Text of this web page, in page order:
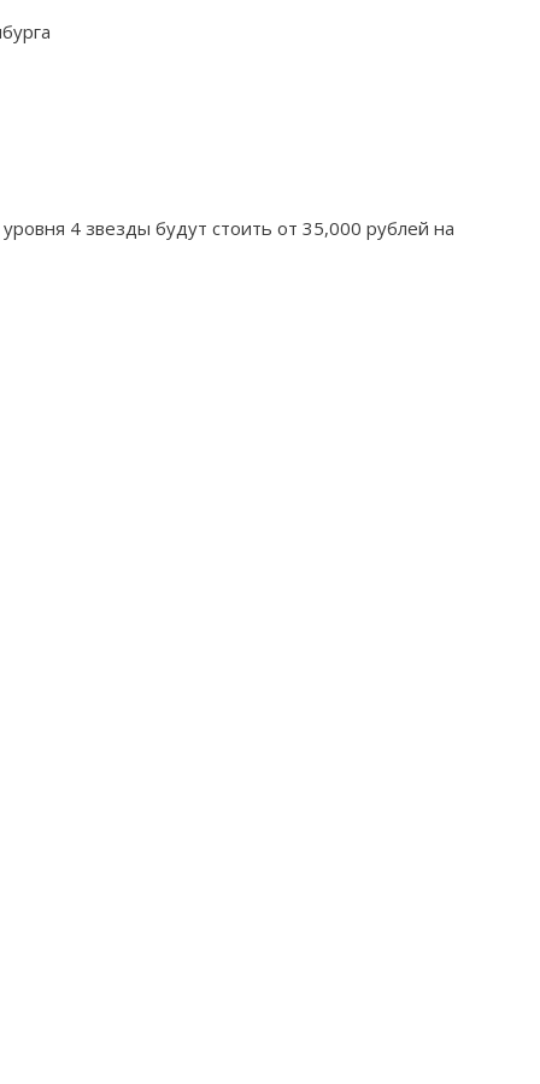
4 звезды будут стоить от 35,000 рублей на